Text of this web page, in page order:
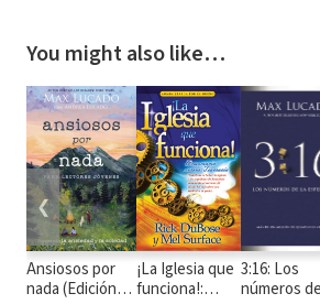
You might also like…
Ansiosos por
nada (Edición
¡La Iglesia que
funciona!:
3:16: Los
números
❮